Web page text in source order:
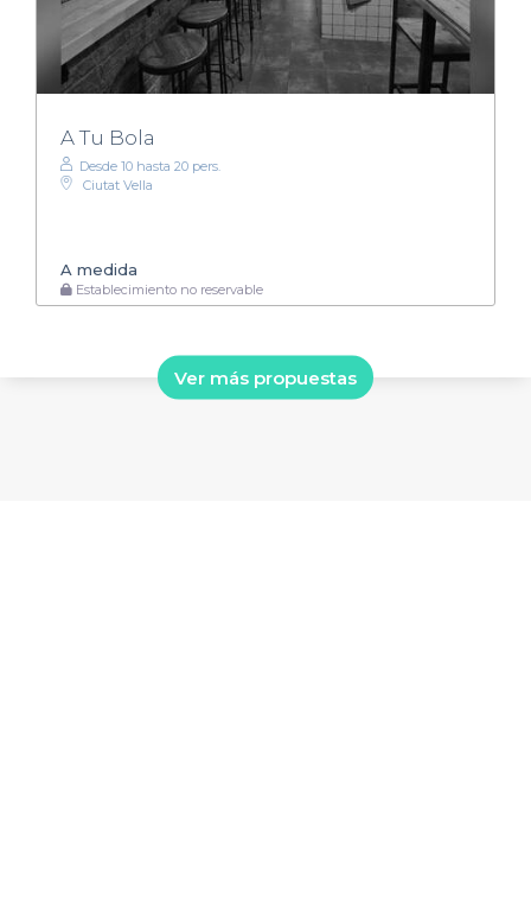
A Tu Bola
Desde 10 hasta 20 pers.
Ciutat Vella
A medida
Establecimiento no reservable
Ver más propuestas